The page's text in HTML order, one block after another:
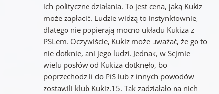
ich polityczne działania. To jest cena, jaką Kukiz
może zapłacić. Ludzie widzą to instynktownie,
dlatego nie popierają mocno układu Kukiza z
PSLem. Oczywiście, Kukiz może uważać, że go to
nie dotknie, ani jego ludzi. Jednak, w Sejmie
wielu posłów od Kukiza dotknęło, bo
poprzechodzili do PiS lub z innych powodów
zostawili klub Kukiz.15. Tak zadziałało na nich